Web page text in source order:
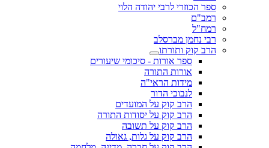
ספר הכוזרי לרבי יהודה הלוי
רמב"ם
רמח"ל
רבי נחמן מברסלב
הרב קוק ותורתו
ספר אורות - סיכומי שיעורים
אורות התורה
מידות הראי"ה
לנבוכי הדור
הרב קוק על המועדים
הרב קוק על יסודות התורה
הרב קוק על תשובה
הרב קוק על גלות, גאולה